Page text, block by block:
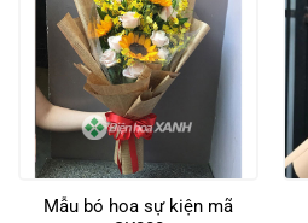
Mẫu bó hoa sự kiện mã